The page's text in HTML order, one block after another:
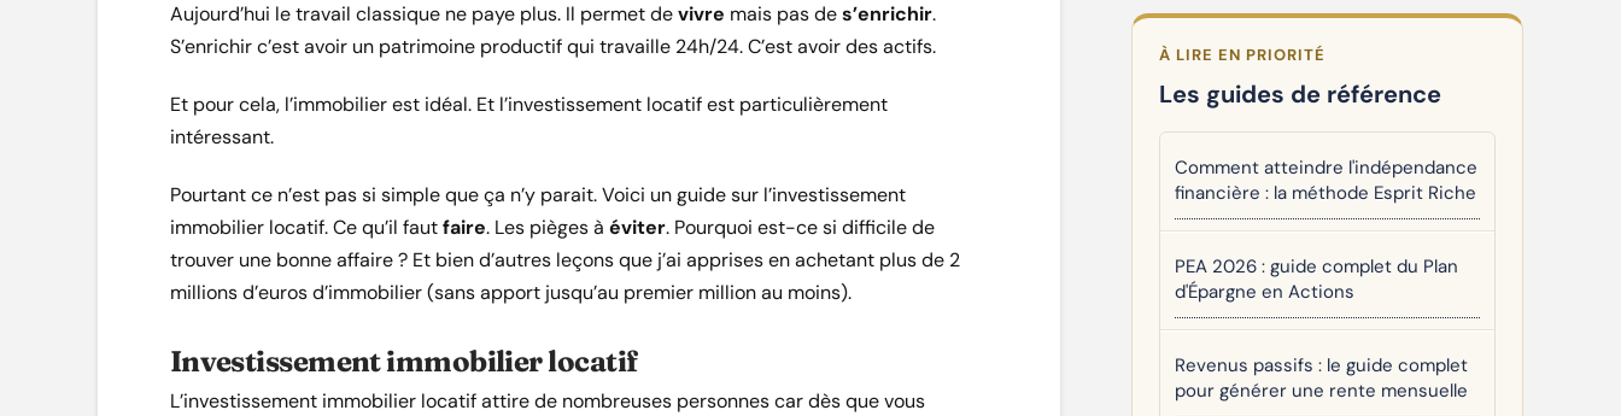
Aujourd’hui le travail classique ne paye plus. Il permet devivre mais pas des’enrichir.
S’enrichir c’est avoir un patrimoine productif qui travaille 24h/24. C’est avoir des actifs.
Et pour cela, l’immobilier est idéal. Et l’investissement locatif est particulièrement
intéressant.
Pourtant ce n’est pas si simple que ça n’y parait. Voici un guide sur l’investissement
immobilier locatif. Ce qu’il fautfaire. Les pièges à éviter. Pourquoi est-ce si difficile de
trouver une bonne affaire ? Et bien d’autres leçons que j’ai apprises en achetant plus de 2
millions d’euros d’immobilier (sans apport jusqu’au premier million au moins).
Investissement immobilier locatif
L’investissement immobilier locatif attire de nombreuses personnes car dès que vous
À LIRE EN PRIORITÉ
Les guides de référence
Comment atteindre l'indépendance
financière : la méthode Esprit Riche
PEA 2026 : guide complet du Plan
d'Épargne en Actions
Revenus passifs : le guide complet
pour générer une rente mensuelle